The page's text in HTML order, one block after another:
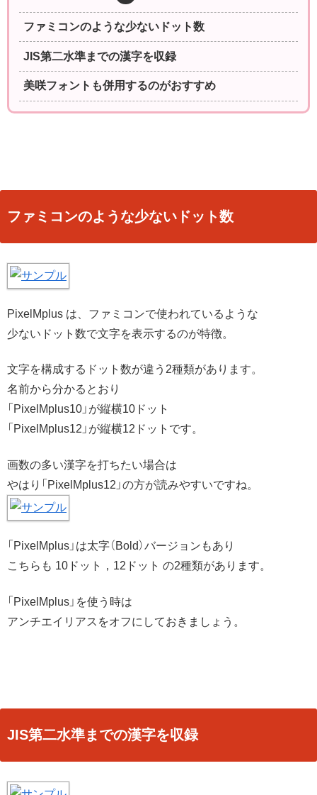
ファミコンのような少ないドット数
JIS第二水準までの漢字を収録
美咲フォントも併用するのがおすすめ
ファミコンのような少ないドット数
PixelMplus は、ファミコンで使われているような
少ないドット数で文字を表示するのが特徴。
文字を構成するドット数が違う2種類があります。
名前から分かるとおり
「PixelMplus10」が縦横10ドット
「PixelMplus12」が縦横12ドットです。
画数の多い漢字を打ちたい場合は
やはり「PixelMplus12」の方が読みやすいですね。
「PixelMplus」は太字（Bold）バージョンもあり
こちらも 10ドット，12ドット の2種類があります。
「PixelMplus」を使う時は
アンチエイリアスをオフにしておきましょう。
JIS第二水準までの漢字を収録